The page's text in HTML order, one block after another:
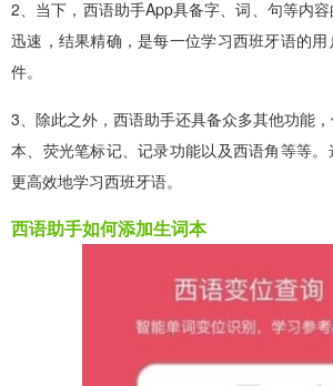
2、当下，西语助手App具备字、词、句等内
迅速，结果精确，是每一位学习西班牙语的
件。
3、除此之外，西语助手还具备众多其他功能
本、荧光笔标记、记录功能以及西语角等等
更高效地学习西班牙语。
西语助手如何添加生词本